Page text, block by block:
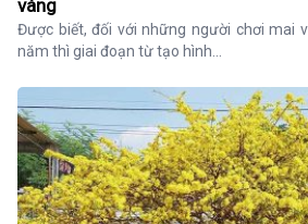
vàng
Được biết, đối với những người chơi mai
năm thì giai đoạn từ tạo hình...